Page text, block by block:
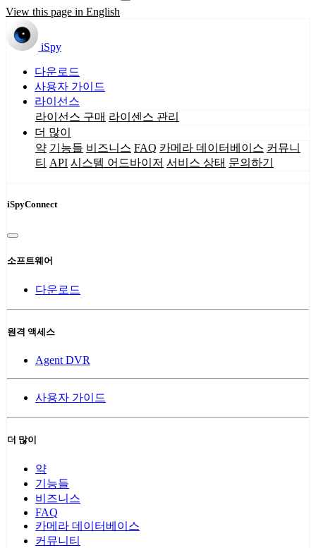
View this page in English
iSpy
다운로드
사용자 가이드
라이선스
라이선스 구매 라이센스 관리
더 많이
약 기능들 비즈니스 FAQ 카메라 데이터베이스 커뮤니
티 API 시스템 어드바이저 서비스 상태 문의하기
iSpyConnect
소프트웨어
다운로드
원격 액세스
Agent DVR
사용자 가이드
더 많이
약
기능들
비즈니스
FAQ
카메라 데이터베이스
커뮤니티